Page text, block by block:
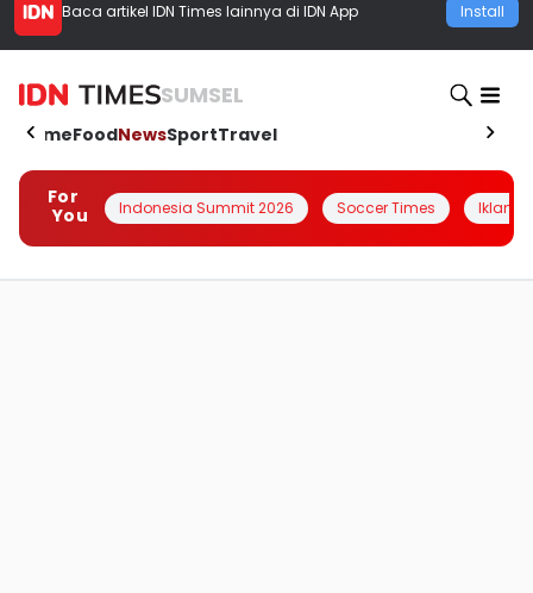
Baca artikel IDN Times lainnya di IDN App Install
SUMSEL
HomeFoodNewsSportTravel
For
You
Indonesia Summit 2026 Soccer Times Iklanin